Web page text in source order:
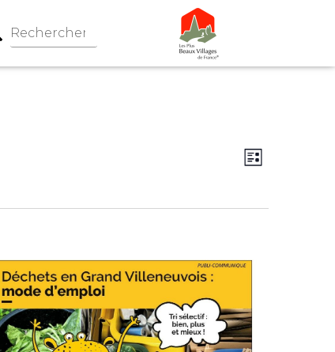
Navigation
par
de
Liste